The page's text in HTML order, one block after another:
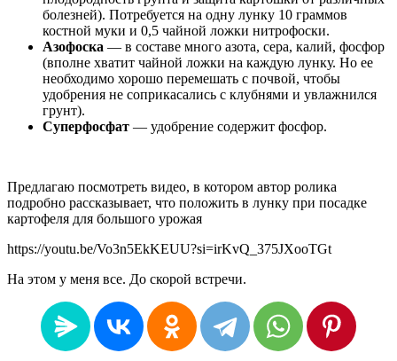
болезней). Потребуется на одну лунку 10 граммов
костной муки и 0,5 чайной ложки нитрофоски.
Азофоска — в составе много азота, сера, калий, фосфор
(вполне хватит чайной ложки на каждую лунку. Но ее
необходимо хорошо перемешать с почвой, чтобы
удобрения не соприкасались с клубнями и увлажнился
грунт).
Суперфосфат — удобрение содержит фосфор.
Предлагаю посмотреть видео, в котором автор ролика
подробно рассказывает, что положить в лунку при посадке
картофеля для большого урожая
https://youtu.be/Vo3n5EkKEUU?si=irKvQ_375JXooTGt
На этом у меня все. До скорой встречи.